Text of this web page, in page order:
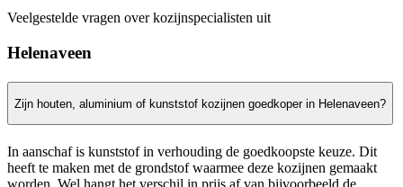
Veelgestelde vragen over kozijnspecialisten uit
Helenaveen
Zijn houten, aluminium of kunststof kozijnen goedkoper in Helenaveen?
In aanschaf is kunststof in verhouding de goedkoopste keuze. Dit
heeft te maken met de grondstof waarmee deze kozijnen gemaakt